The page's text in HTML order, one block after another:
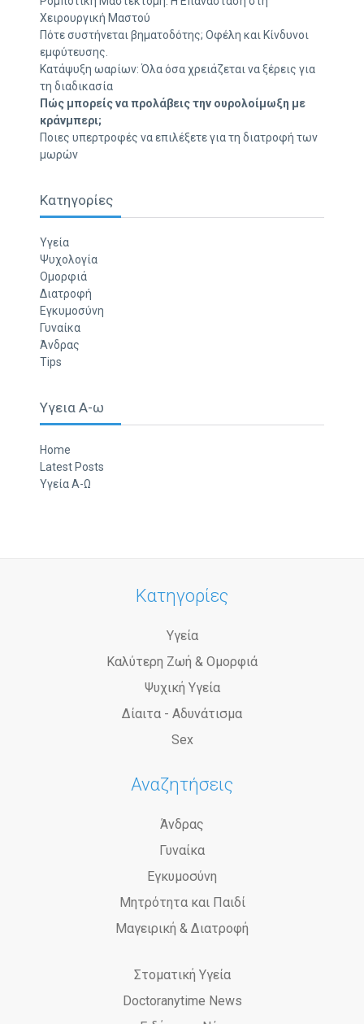
Χειρουργική Μαστού
Πότε συστήνεται βηματοδότης; Οφέλη και Κίνδυνοι
εμφύτευσης.
Κατάψυξη ωαρίων: Όλα όσα χρειάζεται να ξέρεις για
τη διαδικασία
Πώς μπορείς να προλάβεις την ουρολοίμωξη με
κράνμπερι;
Ποιες υπερτροφές να επιλέξετε για τη διατροφή των
μωρών
Κατηγορίες
Υγεία
Ψυχολογία
Ομορφιά
Διατροφή
Εγκυμοσύνη
Γυναίκα
Άνδρας
Tips
Υγεια Α-ω
Home
Latest Posts
Υγεία Α-Ω
Κατηγορίες
Υγεία
Καλύτερη Ζωή & Ομορφιά
Ψυχική Υγεία
Δίαιτα - Αδυνάτισμα
Sex
Αναζητήσεις
Άνδρας
Γυναίκα
Εγκυμοσύνη
Μητρότητα και Παιδί
Μαγειρική & Διατροφή
Στοματική Υγεία
Doctoranytime News